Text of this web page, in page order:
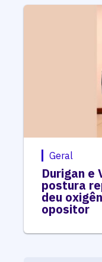
Geral
Durigan e
postura
deu
opositor